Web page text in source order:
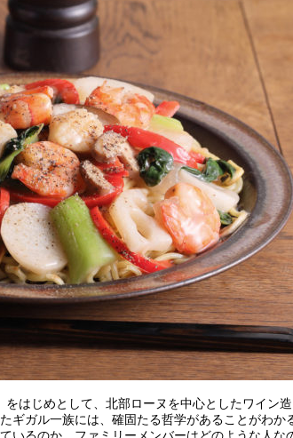
はじめとして、北部ローヌを中心としたワイン
ギガル一族には、確固たる哲学があることがわ